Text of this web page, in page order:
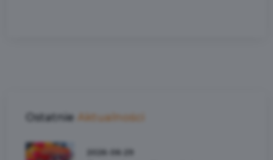
Ostatnie Aktualności